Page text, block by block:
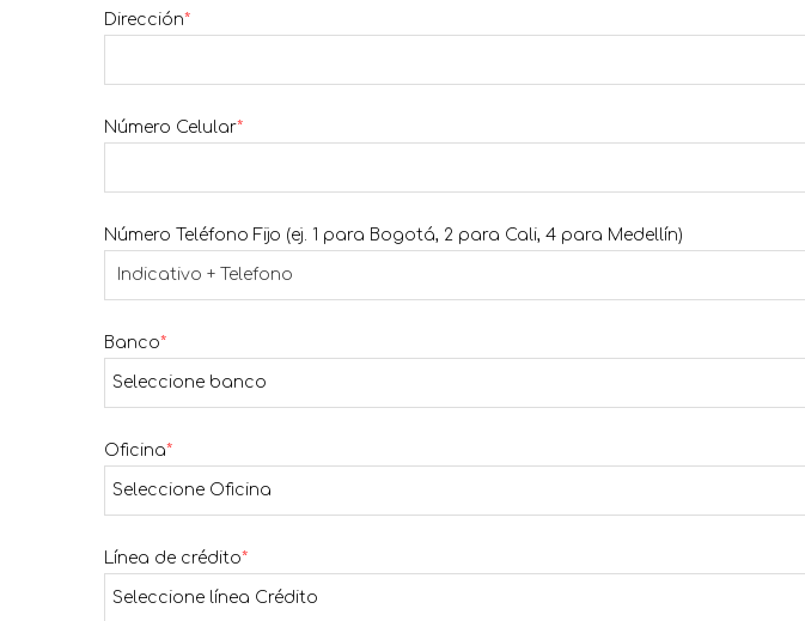
Dirección*
Número Celular*
Número Teléfono Fijo (ej. 1 para Bogotá, 2 para Cali, 4 para Medellín)
Banco*
Oficina*
Línea de crédito*